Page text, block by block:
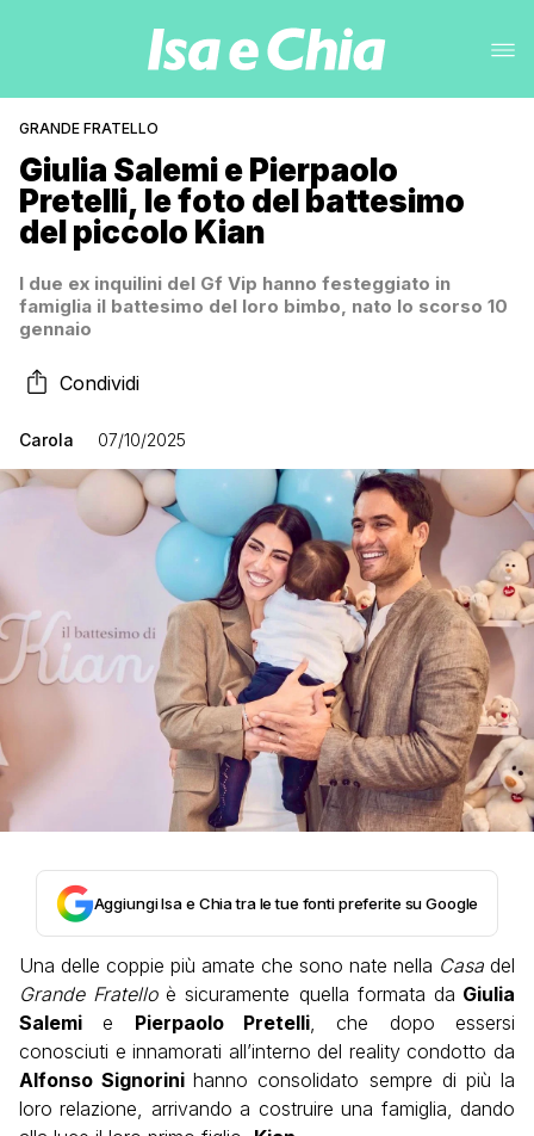
GRANDE FRATELLO
Giulia Salemi e Pierpaolo
Pretelli, le foto del battesimo
del piccolo Kian
I due ex inquilini del Gf Vip hanno festeggiato in
famiglia il battesimo del loro bimbo, nato lo scorso 10
gennaio
Condividi
Carola 07/10/2025
Aggiungi Isa e Chia tra le tue fonti preferite su Google
Una delle coppie più amate che sono nate nella Casa del
Grande Fratelloè sicuramente quella formata da Giulia
Salemi e Pierpaolo Pretelli , che dopo essersi
conosciuti e innamorati all’interno del reality condotto da
Alfonso Signorinihanno consolidato sempre di più la
loro relazione, arrivando a costruire una famiglia, dando